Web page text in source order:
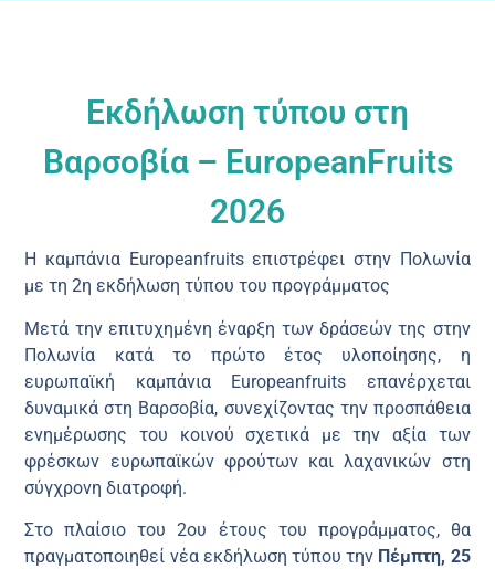
Εκδήλωση τύπου στη
Βαρσοβία – EuropeanFruits
2026
Η καμπάνια Europeanfruits επιστρέφει στην Πολωνία
με τη 2η εκδήλωση τύπου του προγράμματος
Μετά την επιτυχημένη έναρξη των δράσεών της στην
Πολωνία κατά το πρώτο έτος υλοποίησης, η
ευρωπαϊκή καμπάνια Europeanfruits επανέρχεται
δυναμικά στη Βαρσοβία, συνεχίζοντας την προσπάθεια
ενημέρωσης του κοινού σχετικά με την αξία των
φρέσκων ευρωπαϊκών φρούτων και λαχανικών στη
σύγχρονη διατροφή.
Στο πλαίσιο του 2ου έτους του προγράμματος, θα
πραγματοποιηθεί νέα εκδήλωση τύπου την Πέμπτη, 25